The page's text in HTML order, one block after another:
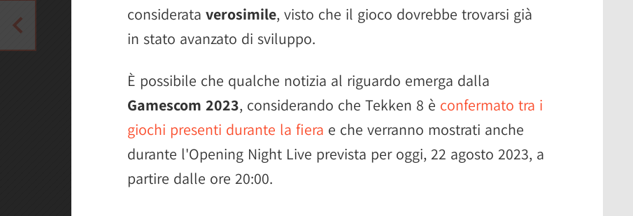
considerata verosimile, visto che il gioco dovrebbe trovarsi già
in stato avanzato di sviluppo.
È possibile che qualche notizia al riguardo emerga dalla
Gamescom 2023, considerando che Tekken 8 è confermato tra i
giochi presenti durante la fiera e che verranno mostrati anche
durante l'Opening Night Live prevista per oggi, 22 agosto 2023, a
partire dalle ore 20:00.